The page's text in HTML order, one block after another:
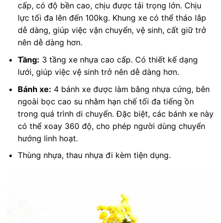
cấp, có độ bền cao, chịu được tải trọng lớn. Chịu
lực tối đa lên đến 100kg. Khung xe có thể tháo lắp
dễ dàng, giúp việc vận chuyển, vệ sinh, cất giữ trở
nên dễ dàng hơn.
Tầng: 3 tầng xe nhựa cao cấp. Có thiết kế dạng
lưới, giúp việc vệ sinh trở nên dễ dàng hơn.
Bánh xe: 4 bánh xe được làm bằng nhựa cứng, bên
ngoài bọc cao su nhằm hạn chế tối đa tiếng ồn
trong quá trình di chuyển. Đặc biệt, các bánh xe này
có thể xoay 360 độ, cho phép người dùng chuyển
hướng linh hoạt.
Thùng nhựa, thau nhựa đi kèm tiện dụng.